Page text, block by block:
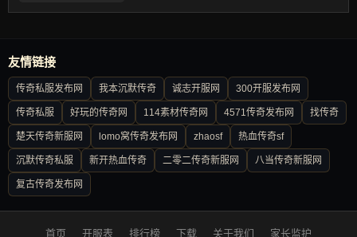
友情链接
传奇私服发布网 我本沉默传奇 诚志开服网 300开服发布网
传奇私服 好玩的传奇网 114素材传奇网 4571传奇发布网 找传奇
楚天传奇新服网 lomo窝传奇发布网 zhaosf 热血传奇sf
沉默传奇私服 新开热血传奇 二零二传奇新服网 八当传奇新服网
复古传奇发布网
首页 开服表 排行榜 下载 关于我们 家长监护